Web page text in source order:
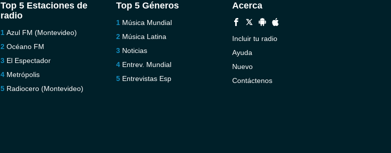
Top 5 Estaciones de
radio
Azul FM (Montevideo)
Océano FM
El Espectador
Metrópolis
Radiocero (Montevideo)
Top 5 Géneros
Música Mundial
Música Latina
Noticias
Entrev. Mundial
Entrevistas Esp
Acerca
Incluir tu radio
Ayuda
Nuevo
Contáctenos